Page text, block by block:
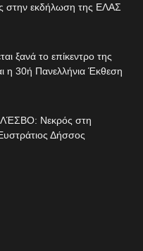
στην εκδήλωση της ΕΛΑΣ
ξανά το επίκεντρο της
η 30ή Πανελλήνια Έκθεση
Νεκρός στη
Δήσσος